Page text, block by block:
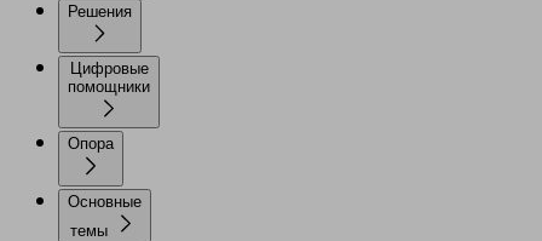
Решения
Цифровые
помощники
Опора
Основные
темы